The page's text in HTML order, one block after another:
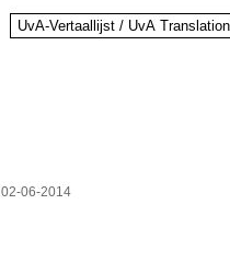
14-10-2024: beoogde
13-05-2024: bovenwettelijk
02-06-2014